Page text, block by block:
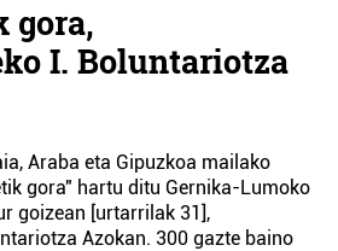
gora,
I. Boluntariotza
Araba eta Gipuzkoa mailako
gora" hartu ditu Gernika-Lumoko
goizean [urtarrilak 31],
Azokan. 300 gazte baino